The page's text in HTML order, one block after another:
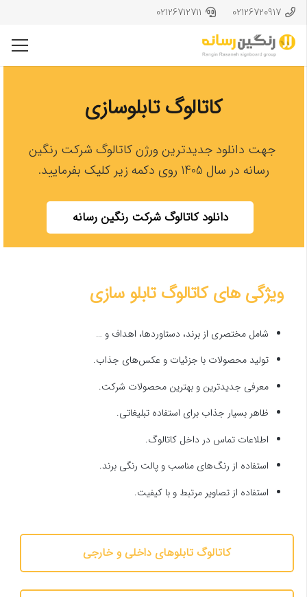
02126720917
02126712711
کاتالوگ تابلوسازی
جهت دانلود جدیدترین ورژن کاتالوگ شرکت رنگین
رسانه در سال 1405 روی دکمه زیر کلیک بفرمایید.
دانلود کاتالوگ شرکت رنگین رسانه
ویژگی های کاتالوگ تابلو سازی
شامل مختصری از برند، دستاورد‌ها، اهداف و …
تولید محصولات با جزئیات و عکس‌های جذاب.
معرفی جدیدترین و بهترین محصولات شرکت.
ظاهر بسیار جذاب برای استفاده تبلیغاتی.
اطلاعات تماس در داخل کاتالوگ.
استفاده از رنگ‌های مناسب و پالت رنگی برند.
استفاده از تصاویر مرتبط و با کیفیت.
کاتالوگ تابلوهای داخلی و خارجی